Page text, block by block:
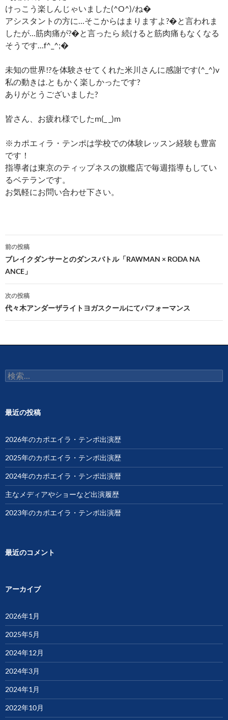
けっこう楽しんじゃいました(^O^)/ね�
アシスタントの方に…そこからはまりますよ?�と言われま
したが…筋肉痛が?�と言ったら 続けると筋肉痛もなくなる
そうです…f^_^;�
未知の世界!?を体験させてくれた米川さんに感謝です(^_^)v
私の動きは.ともかく楽しかったです?
ありがとうございました?
皆さん、お疲れ様でしたm(_ _)m
※カポエィラ・テンポは学校での体験レッスン経験も豊富
です！
指導者は東京のティップネスの旗艦店で毎週指導もしてい
るベテランです。
お気軽にお問い合わせ下さい。
投
稿
ナ
ビ
ゲ
シ
ョ
ン
前の投稿
ブレイクダンサーとのダンスバトル「RAWMAN × RODA NA
ANCE」
次の投稿
代々木アンダーザライトヨガスクールにてパフォーマンス
検
索:
最近の投稿
2026年のカポエイラ・テンポ出演歴
2025年のカポエイラ・テンポ出演歴
2024年のカポエイラ・テンポ出演暦
主なメディアやショーなど出演履歴
2023年のカポエイラ・テンポ出演暦
最近のコメント
アーカイブ
2026年1月
2025年5月
2024年12月
2024年3月
2024年1月
2022年10月